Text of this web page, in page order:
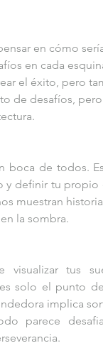
en cómo
en cada
el éxito, pero
de desafíos,
boca de todos.
y definir tu
muestran
la sombra.
tus
solo el punto
implica
parece